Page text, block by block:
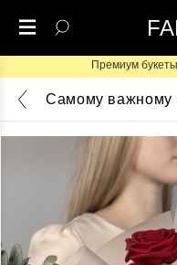
Премиум
Самому важному